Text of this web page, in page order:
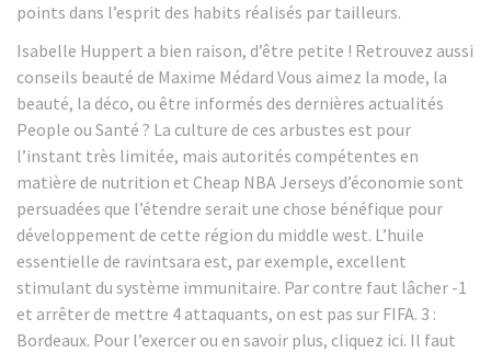
points dans l’esprit des habits réalisés par tailleurs.
Isabelle Huppert a bien raison, d’être petite ! Retrouvez aussi
conseils beauté de Maxime Médard Vous aimez la mode, la
beauté, la déco, ou être informés des dernières actualités
People ou Santé ? La culture de ces arbustes est pour
l’instant très limitée, mais autorités compétentes en
matière de nutrition et Cheap NBA Jerseys d’économie sont
persuadées que l’étendre serait une chose bénéfique pour
développement de cette région du middle west. L’huile
essentielle de ravintsara est, par exemple, excellent
stimulant du système immunitaire. Par contre faut lâcher -1
et arrêter de mettre 4 attaquants, on est pas sur FIFA. 3 :
Bordeaux. Pour l’exercer ou en savoir plus, cliquez ici. Il faut